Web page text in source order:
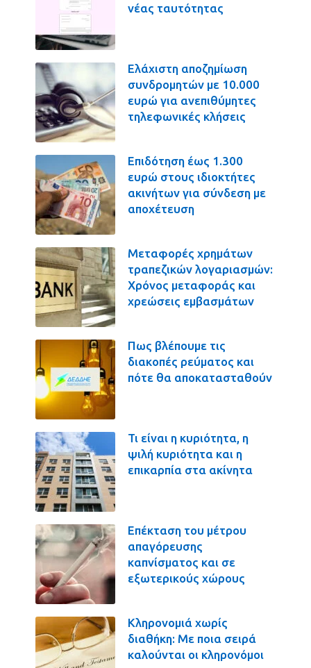
νέας ταυτότητας
Ελάχιστη αποζημίωση
συνδρομητών με 10.000
ευρώ για ανεπιθύμητες
τηλεφωνικές κλήσεις
Επιδότηση έως 1.300
ευρώ στους ιδιοκτήτες
ακινήτων για σύνδεση με
αποχέτευση
Μεταφορές χρημάτων
τραπεζικών λογαριασμών:
Χρόνος μεταφοράς και
χρεώσεις εμβασμάτων
Πως βλέπουμε τις
διακοπές ρεύματος και
πότε θα αποκατασταθούν
Τι είναι η κυριότητα, η
ψιλή κυριότητα και η
επικαρπία στα ακίνητα
Επέκταση του μέτρου
απαγόρευσης
καπνίσματος και σε
εξωτερικούς χώρους
Κληρονομιά χωρίς
διαθήκη: Με ποια σειρά
καλούνται οι κληρονόμοι